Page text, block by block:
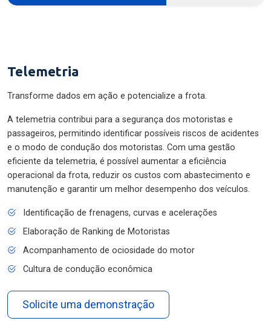
Telemetria
Transforme dados em ação e potencialize a frota.
A telemetria contribui para a segurança dos motoristas e
passageiros, permitindo identificar possíveis riscos de acidentes
e o modo de condução dos motoristas. Com uma gestão
eficiente da telemetria, é possível aumentar a eficiência
operacional da frota, reduzir os custos com abastecimento e
manutenção e garantir um melhor desempenho dos veículos.
Identificação de frenagens, curvas e acelerações
Elaboração de Ranking de Motoristas
Acompanhamento de ociosidade do motor
Cultura de condução econômica
Solicite uma demonstração